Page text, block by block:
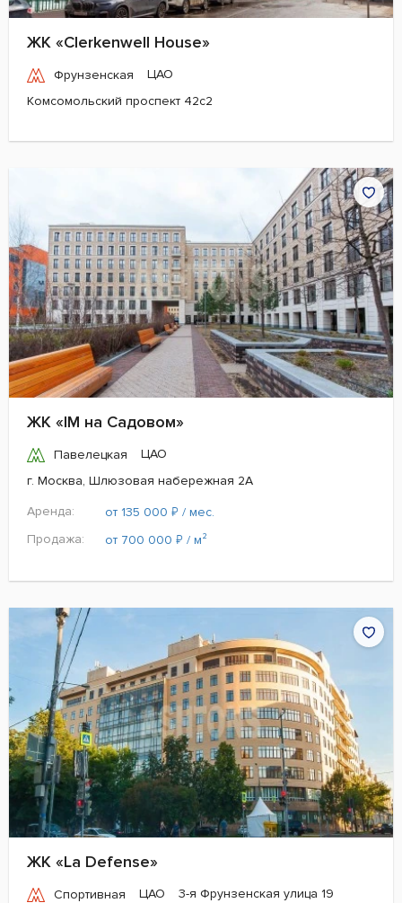
ЖК «Clerkenwell House»
Фрунзенская
ЦАО
Комсомольский проспект 42с2
ЖК «IM на Садовом»
Павелецкая
ЦАО
г. Москва, Шлюзовая набережная 2А
Аренда:
от 135 000 ₽ / мес.
Продажа:
от 700 000 ₽ / м²
ЖК «La Defense»
Спортивная ЦАО 3-я Фрунзенская улица 19